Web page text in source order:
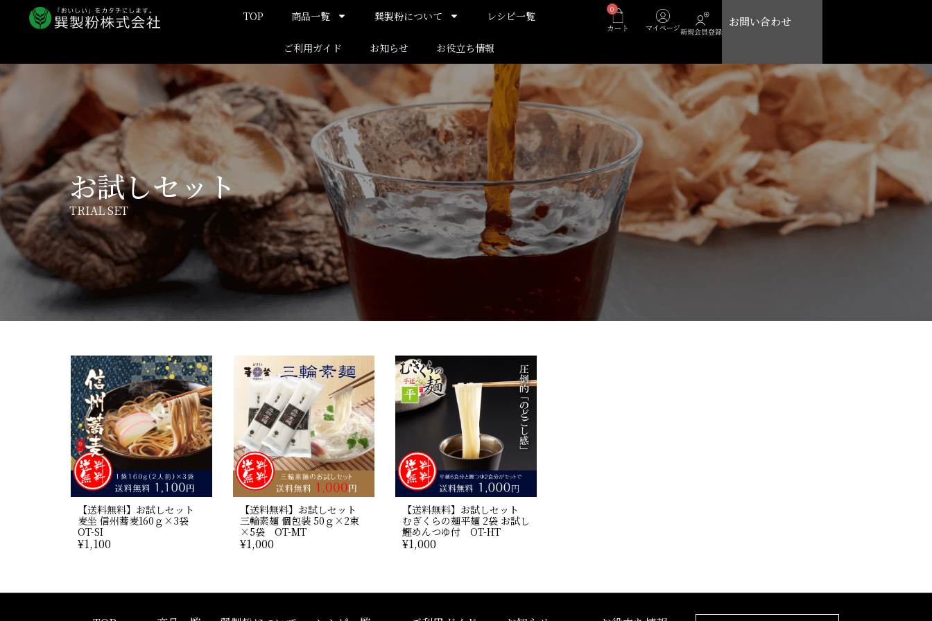
ス
キ
ッ
TOP 商品一覧 巽製粉について レシピ一覧
ご利用ガイド お知らせ お役立ち情報
0 Cart お問い合わせ
お試しセット
TRIAL SET
【送料無料】お試しセット
麦坐 信州蕎麦160ｇ×3袋
OT-SI
¥1,100
【送料無料】お試しセット
三輪素麺 個包装 50ｇ×2束
×5袋 OT-MT
¥1,000
【送料無料】お試しセット
むぎくらの麺平麺 2袋 お試し
鰹めんつゆ付 OT-HT
¥1,000